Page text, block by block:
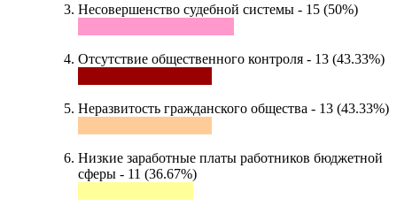
Несовершенство судебной системы - 15 (50%)
Отсутствие общественного контроля - 13 (43.33%)
Неразвитость гражданского общества - 13 (43.33%)
Низкие заработные платы работников бюджетной
сферы - 11 (36.67%)